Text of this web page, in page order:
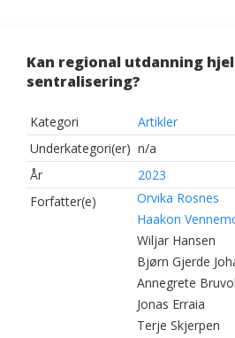
Kan regional utdanning
sentralisering?
Kategori
Artikler
Underkategori(er) n/a
År
2023
Forfatter(e)
Orvika Rosnes
Haakon
Wiljar Hansen
Bjørn Gjerde
Annegrete
Jonas Erraia
Terje Skjerpen